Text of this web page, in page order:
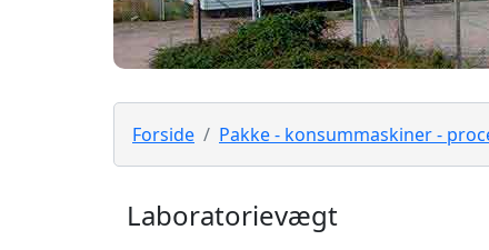
Forside Pakke - konsummaskiner -
Laboratorievægt